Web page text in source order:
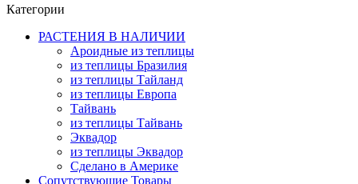
Категории
РАСТЕНИЯ В НАЛИЧИИ
Ароидные из теплицы
из теплицы Бразилия
из теплицы Тайланд
из теплицы Европа
Тайвань
из теплицы Тайвань
Эквадор
из теплицы Эквадор
Сделано в Америке
Сопутствующие Товары